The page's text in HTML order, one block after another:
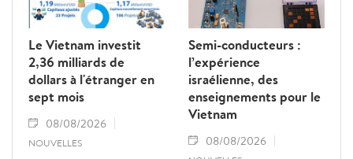
Le Vietnam investit
2,36 milliards de
dollars à l'étranger en
sept mois
08/08/2026
NOUVELLES
Semi-conducteurs :
l’expérience
israélienne, des
enseignements pour le
Vietnam
08/08/2026